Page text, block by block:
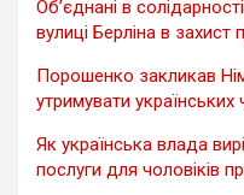
Об’єднані в
вулиці Берліна в
Порошенко закликав
утримувати українських
Як українська влада
послуги для чоловіків